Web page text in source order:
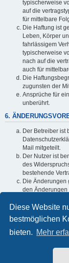
Diese Website
bestmöglichen
bieten. Mehr
typischerweise
auf die
für mittelbare
Die Haftung ist
Leben, Körper
fahrlässigem
typischerweise
nach auf die
auch für
Die
zugunsten der
Ansprüche für
unberührt.
6.
Der Betreiber ist
Mail mitgeteilt.
Der Nutzer ist
des
bestehende
Die Änderungen
den Änderungen
Informationen über
sind in der